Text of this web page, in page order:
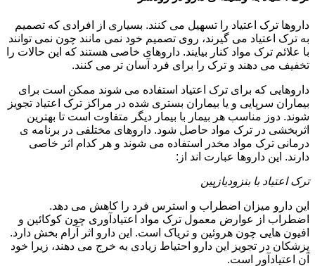
داروها ترک اعتیاد را تسهیل می کنند. بسیاری از افرادی که تصمیم
به ترک اعتیاد می گیرند، روی تصمیم خود نمی مانند چون نمی توانند
با علائم ترک مواد کنار بیایند. داروهای خاصی هستند که این حالات را
تخفیف می دهند و ترک را برای فرد آسان تر می کنند.
داروهایی که برای ترک اعتیاد استفاده می شوند ممکن است برای
بیماران سرپایی و یا بیماران بستری شده در مراکز ترک اعتیاد تجویز
شوند. دوز مناسب هر بیمار با بیمار دیگر متفاوت است تا بهترین
اثربخشی در ترک مواد حاصل شود. داروهای مختلفی در برنامه ی
درمانی ترک مواد مخدر استفاده می شوند و هر کدام اثر خاصی
دارند. این داروها عبارت اند از:
ترک اعتیاد با بنزودیازپین
این دارو میزان اضطراب و استرس فرد را کاهش می دهد.
اضطراب از عوارض معمول ترک مواد اعتیادآوری چون کوکائین و
افیون هایی چون هروئین و تریاک است. این دارو اثر آرام بخش دارد.
پزشکان در تجویز این دارو احتیاط زیادی به خرج می دهند، زیرا خود
آن اعتیادآور است.